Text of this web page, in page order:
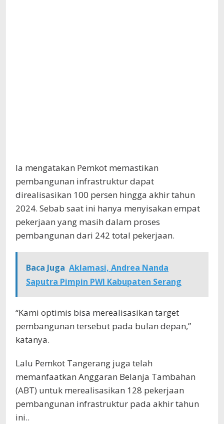
Ia mengatakan Pemkot memastikan
pembangunan infrastruktur dapat
direalisasikan 100 persen hingga akhir tahun
2024. Sebab saat ini hanya menyisakan empat
pekerjaan yang masih dalam proses
pembangunan dari 242 total pekerjaan.
Baca Juga Aklamasi, Andrea Nanda
Saputra Pimpin PWI Kabupaten Serang
“Kami optimis bisa merealisasikan target
pembangunan tersebut pada bulan depan,”
katanya.
Lalu Pemkot Tangerang juga telah
memanfaatkan Anggaran Belanja Tambahan
(ABT) untuk merealisasikan 128 pekerjaan
pembangunan infrastruktur pada akhir tahun
ini..